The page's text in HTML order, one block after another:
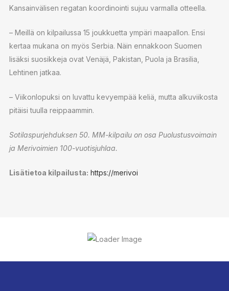
Kansainvälisen regatan koordinointi sujuu varmalla otteella.
– Meillä on kilpailussa 15 joukkuetta ympäri maapallon. Ensi
kertaa mukana on myös Serbia. Näin ennakkoon Suomen
lisäksi suosikkeja ovat Venäjä, Pakistan, Puola ja Brasilia,
Lehtinen jatkaa.
– Viikonlopuksi on luvattu kevyempää keliä, mutta alkuviikosta
pitäisi tuulla reippaammin.
Sotilaspurjehduksen 50. MM-kilpailu on osa Puolustusvoimain
ja Merivoimien 100-vuotisjuhlaa.
Lisätietoa kilpailusta: https://merivoi